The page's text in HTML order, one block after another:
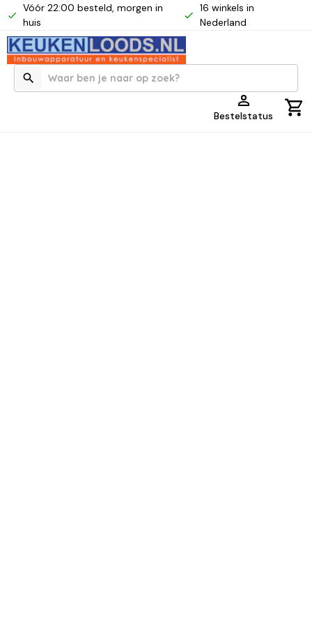
Vóór 22:00 besteld, morgen in
huis
16 winkels in
Nederland
Bestelstatus